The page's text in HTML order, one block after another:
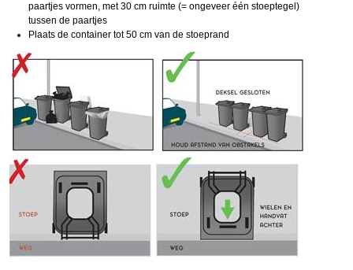
paartjes vormen, met 30 cm ruimte (= ongeveer één stoeptegel)
tussen de paartjes
Plaats de container tot 50 cm van de stoeprand